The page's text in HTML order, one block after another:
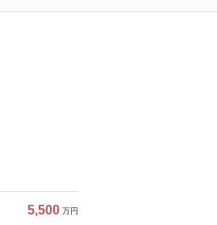
5,500 万円